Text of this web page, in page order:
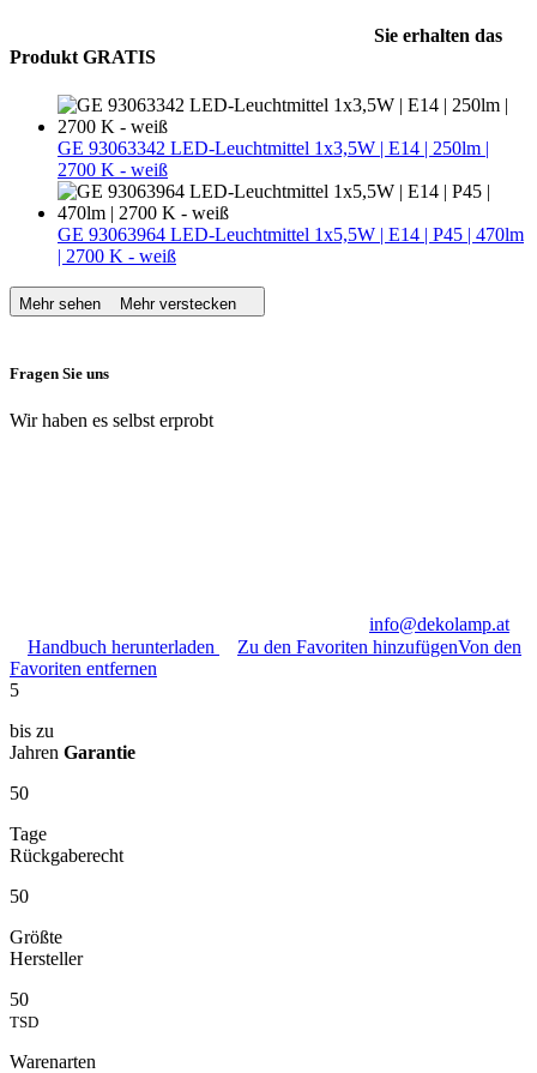
Sie erhalten das
Produkt GRATIS
GE 93063342 LED-Leuchtmittel 1x3,5W | E14 | 250lm |
2700 K - weiß
GE 93063964 LED-Leuchtmittel 1x5,5W | E14 | P45 | 470lm
| 2700 K - weiß
Mehr sehen Mehr verstecken
Fragen Sie uns
Wir haben es selbst erprobt
info@dekolamp.at
Handbuch herunterladen
Zu den Favoriten hinzufügenVon den
Favoriten entfernen
5
bis zu
Jahren Garantie
50
Tage
Rückgaberecht
50
Größte
Hersteller
50
TSD
Warenarten